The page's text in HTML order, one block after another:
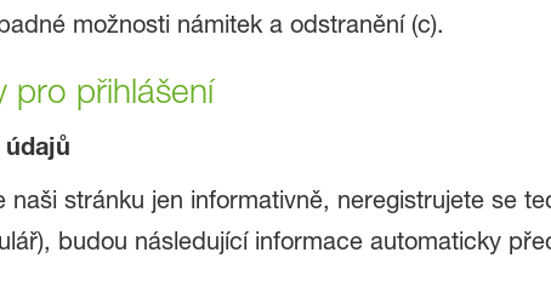
možnosti námitek a odstranění (c).
pro přihlášení
údajů
naši stránku jen informativně, neregistrujete se
budou následující informace automaticky